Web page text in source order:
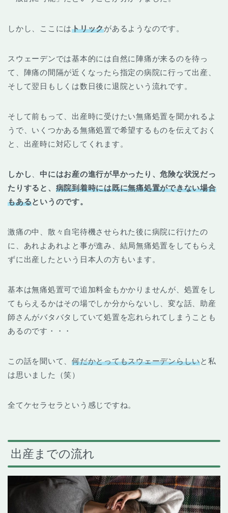
しかし、ここにはトリックがあるようなのです。
スウェーデンでは基本的には自然に陣痛が来るのを待っ
て、陣痛の間隔が近くなったら指定の病院に行って出産、
そして翌日もしくは数日後に退院という流れです。
そして前もって、出産時に受けたい無痛処置を聞かれるよ
うで、いくつかある無痛処置で希望するものを伝えておく
と、出産時に対応してくれます。
しかし、中にはお産の進行が早かったり、危険な状況だっ
たりすると、 病院到着時には既に無痛処置ができない場合
もあるというのです。
激痛の中、散々自宅待機させられた後に病院に行けたの
に、あれよあれよと事が進み、結局無痛処置をしてもらえ
ずに出産したという日本人の方もいます。
基本は無痛処置可で追加料金もかかりませんが、処置をし
てもらえるかはその場でしか分からないし、変な話、助産
師さんがバタバタしていて処置を忘れられてしまうことも
あるのです・・・
この話を聞いて、何だかとってもスウェーデンらしいと私
は思いました（笑）
全てケセラセラという感じですね。
出産までの流れ